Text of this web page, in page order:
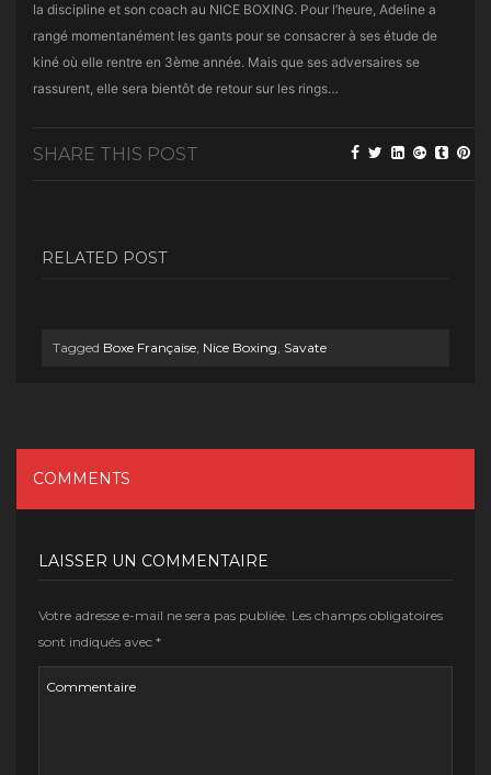
la discipline et son coach au NICE BOXING. Pour l’heure, Adeline a
rangé momentanément les gants pour se consacrer à ses étude de
kiné où elle rentre en 3ème année. Mais que ses adversaires se
rassurent, elle sera bientôt de retour sur les rings…
SHARE THIS POST
RELATED POST
Tagged Boxe Française, Nice Boxing, Savate
COMMENTS
LAISSER UN COMMENTAIRE
Votre adresse e-mail ne sera pas publiée. Les champs obligatoires
sont indiqués avec *